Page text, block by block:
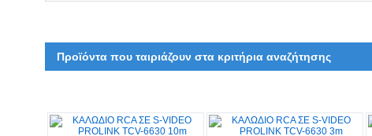
Προϊόντα που ταιριάζουν στα κριτήρια αναζήτησης